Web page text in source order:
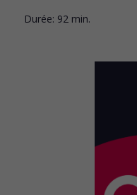
Durée: 92 min.